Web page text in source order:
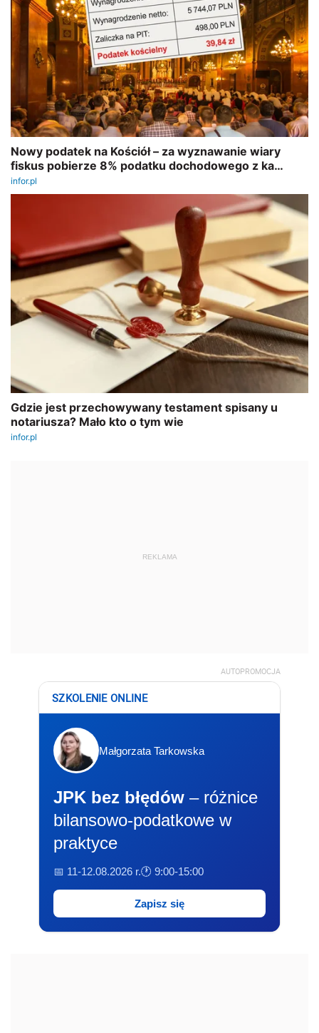
REKLAMA
AUTOPROMOCJA
SZKOLENIE ONLINE
Małgorzata Tarkowska
JPK bez błędów – różnice
bilansowo-podatkowe w
praktyce
📅 11-12.08.2026 r.🕐 9:00-15:00
Zapisz się